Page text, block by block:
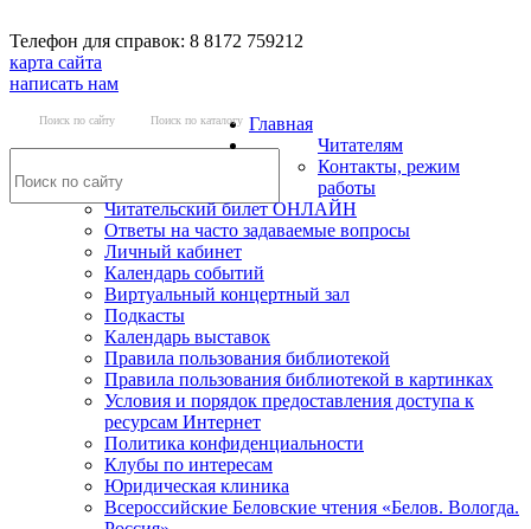
Телефон для справок: 8 8172 759212
карта сайта
написать нам
Поиск по сайту Поиск по каталогу Главная
Читателям
Контакты, режим
работы
Читательский билет ОНЛАЙН
Ответы на часто задаваемые вопросы
Личный кабинет
Календарь событий
Виртуальный концертный зал
Подкасты
Календарь выставок
Правила пользования библиотекой
Правила пользования библиотекой в картинках
Условия и порядок предоставления доступа к
ресурсам Интернет
Политика конфиденциальности
Клубы по интересам
Юридическая клиника
Всероссийские Беловские чтения «Белов. Вологда.